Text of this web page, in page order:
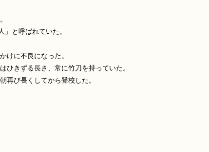
」と呼ばれていた。
けに不良になった。
きずる長さ、常に竹刀を持っていた。
び長くしてから登校した。